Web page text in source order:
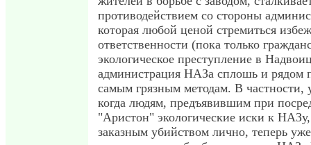
противодействием со стороны
которая любой ценой стремиться
ответственности (пока только
экологическое преступление в
администрация НАЗа сплошь и рядом
самым грязным методам. В частности,
когда людям, предъявившим при
"Аристон" экологические иски к
заказным убийством лично, теперь